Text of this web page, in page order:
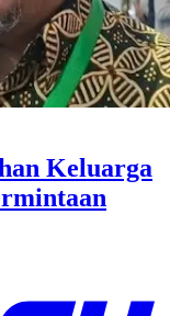
Keluarga